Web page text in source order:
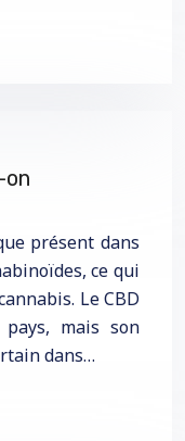
présent dans
ce qui
Le CBD
mais son
dans…